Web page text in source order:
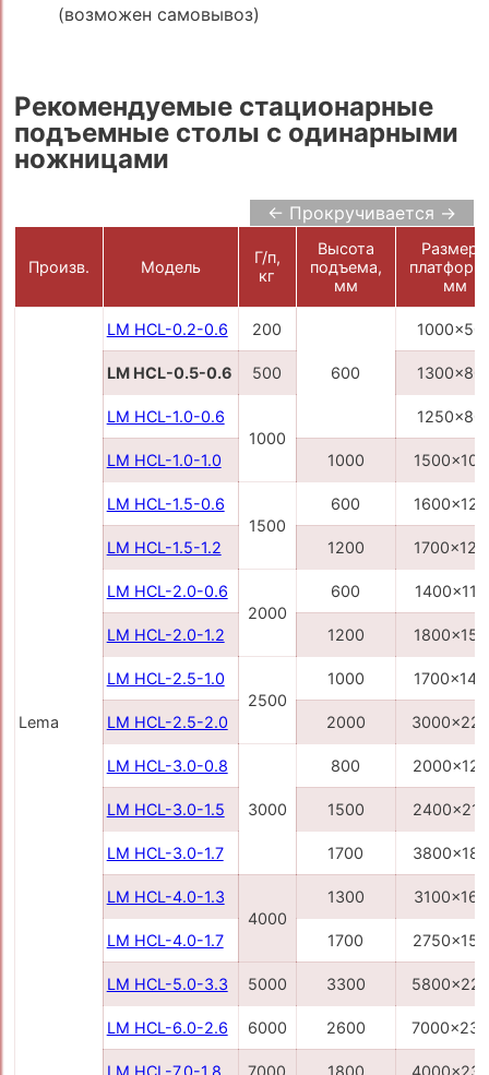
(возможен самовывоз)
Рекомендуемые стационарные
подъемные столы с одинарными
ножницами
← Прокручивается →
Произв. Модель
Г/п,
кг
Высота
подъема,
мм
Размеры
мм
Lema
LM HCL-0.2-0.6 200
600
LM HCL-0.5-0.6 500
LM HCL-1.0-0.6
1000
LM HCL-1.0-1.0 1000
LM HCL-1.5-0.6
1500
600
LM HCL-1.5-1.2 1200
LM HCL-2.0-0.6
2000
600
LM HCL-2.0-1.2 1200
LM HCL-2.5-1.0
2500
1000
LM HCL-2.5-2.0 2000
LM HCL-3.0-0.8
3000
800
LM HCL-3.0-1.5 1500
LM HCL-3.0-1.7 1700
LM HCL-4.0-1.3
4000
1300
LM HCL-4.0-1.7 1700
LM HCL-5.0-3.3 5000 3300
LM HCL-6.0-2.6 6000 2600